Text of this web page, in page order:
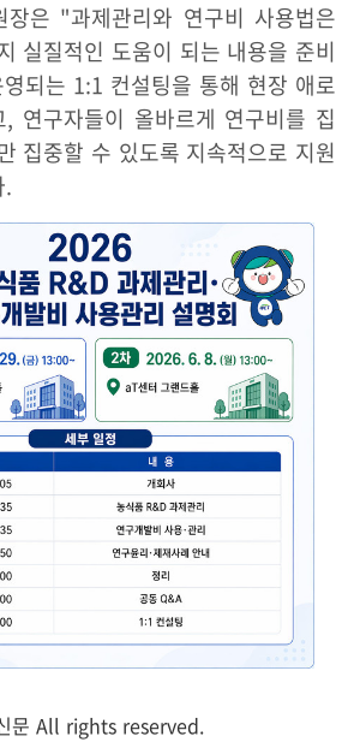
장은 "과제관리와 연구비 사용법은
실질적인 도움이 되는 내용을 준비
되는 1:1 컨설팅을 통해 현장 애로
연구자들이 올바르게 연구비를 집
집중할 수 있도록 지속적으로 지원
.
문 All rights reserved.